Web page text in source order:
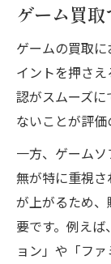
ゲーム買
ゲームの買取
イントを押さ
認がスムーズ
ないことが評価
一方、ゲーム
無が特に重視
が上がるため
要です。例え
ョン」や「フ